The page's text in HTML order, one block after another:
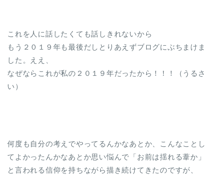
これを人に話したくても話しきれないから
もう２０１９年も最後だしとりあえずブログにぶちまけま
した。ええ、
なぜならこれが私の２０１９年だったから！！！（うるさ
い）
何度も自分の考えでやってるんかなあとか、こんなことし
てよかったんかなあとか思い悩んで「お前は揺れる葦か」
と言われる信仰を持ちながら描き続けてきたのですが、